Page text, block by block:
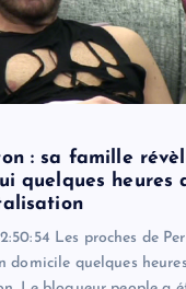
: sa famille
quelques heures
Les proches de
domicile quelques